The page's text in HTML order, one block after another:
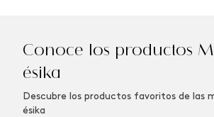
Conoce los productos
ésika
Descubre los productos favoritos de las
ésika